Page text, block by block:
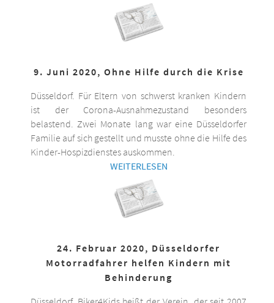
9. Juni 2020, Ohne Hilfe durch die Krise
Düsseldorf. Für Eltern von schwerst kranken Kindern
ist der Corona-Ausnahmezustand besonders
belastend. Zwei Monate lang war eine Düsseldorfer
Familie auf sich gestellt und musste ohne die Hilfe des
Kinder-Hospizdienstes auskommen.
WEITERLESEN
24. Februar 2020, Düsseldorfer
Motorradfahrer helfen Kindern mit
Behinderung